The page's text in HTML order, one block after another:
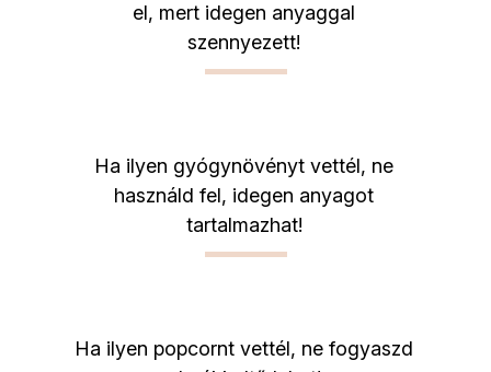
el, mert idegen anyaggal
szennyezett!
Ha ilyen gyógynövényt vettél, ne
használd fel, idegen anyagot
tartalmazhat!
Ha ilyen popcornt vettél, ne fogyaszd